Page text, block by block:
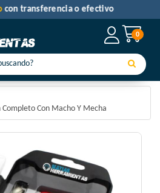
0
con transferencia o efectivo
Con Macho Y Mecha